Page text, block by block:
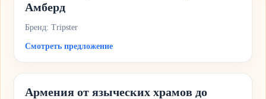
Амберд
Бренд: Tripster
Смотреть предложение
Армения от языческих храмов до